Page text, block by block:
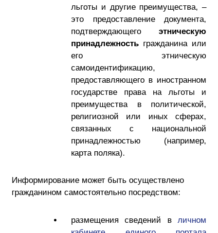
льготы и другие преимущества, –
это предоставление документа,
подтверждающего этническую
принадлежность гражданина или
его этническую
самоидентификацию,
предоставляющего в иностранном
государстве права на льготы и
преимущества в политической,
религиозной или иных сферах,
связанных с национальной
принадлежностью (например,
карта поляка).
Информирование может быть осуществлено
гражданином самостоятельно посредством:
размещения сведений в личном